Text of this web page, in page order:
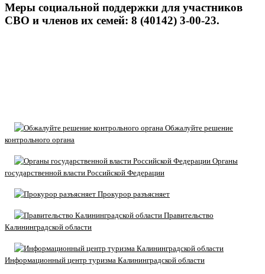
Меры социальной поддержки для участников
СВО и членов их семей: 8 (40142) 3-00-23.
Обжалуйте решение
контрольного органа
Органы
государственной власти Российской Федерации
Прокурор разъясняет
Правительство
Калининградской области
Информационный центр туризма Калининградской области